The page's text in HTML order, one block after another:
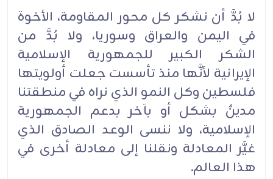
لا بُدَّ أن نشكر كل محور المقاومة، الأخوة
في اليمن والعراق وسوريا، ولا بُدَّ من
الشكر الكبير للجمهورية الإسلامية
الإيرانية لأنَّها منذ تأسست جعلت أولويتها
فلسطين وكل النمو الذي نراه في منطقتنا
مدينٌ بشكل أو بآخر بدعم الجمهورية
الإسلامية، ولا ننسى الوعد الصادق الذي
غيَّر المعادلة ونقلنا إلى معادلة أخرى في
هذا العالم.